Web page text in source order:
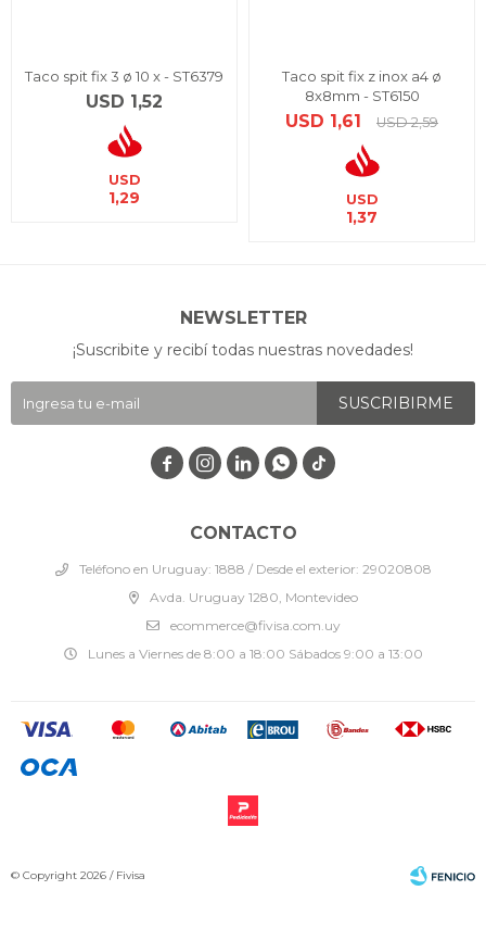
Taco spit fix 3 ø 10 x - ST6379
USD 1,52
USD
1,29
Taco spit fix z inox a4 ø
8x8mm - ST6150
USD 1,61 USD 2,59
USD
1,37
CONTACTO
Teléfono en Uruguay: 1888 / Desde el exterior: 29020808
Avda. Uruguay 1280, Montevideo
ecommerce@fivisa.com.uy
Lunes a Viernes de 8:00 a 18:00 Sábados 9:00 a 13:00
NEWSLETTER
¡Suscribite y recibí todas nuestras novedades!
SUSCRIBIRME
   
© Copyright 2026 / Fivisa